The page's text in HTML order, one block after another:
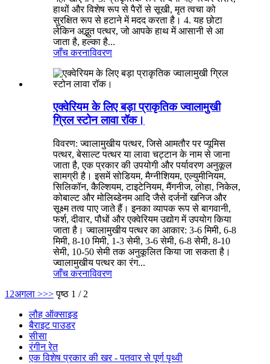
हाथों और विशेष रूप से पैरों से सूखी, मृत त्वचा को
सुरक्षित रूप से हटाने में मदद करता है। 4. यह छोटा
लेकिन अद्भुत पत्थर, जो आपके हाथ में आसानी से आ
जाता है, हल्का है...
जाँच करनाविवरण
एक्वेरियम के लिए बड़ा प्राकृतिक ज्वालामुखी
ग्रिल स्टोन लावा रॉक।
विवरण: ज्वालामुखीय पत्थर, जिसे आमतौर पर प्यूमिस
पत्थर, बेसाल्ट पत्थर या लावा चट्टान के नाम से जाना
जाता है, एक प्रकार की उपयोगी और पर्यावरण अनुकूल
सामग्री है। इसमें सोडियम, मैग्नीशियम, एल्युमीनियम,
सिलिकॉन, कैल्शियम, टाइटेनियम, मैंगनीज, लोहा, निकेल,
कोबाल्ट और मोलिब्डेनम आदि जैसे दर्जनों खनिज और
सूक्ष्म तत्व पाए जाते हैं। इनका व्यापक रूप से बागवानी,
फर्श, दीवार, पौधों और एक्वेरियम उद्योग में उपयोग किया
जाता है। ज्वालामुखीय पत्थर का आकार: 3-6 मिमी, 6-8
मिमी, 8-10 मिमी, 1-3 सेमी, 3-6 सेमी, 6-8 सेमी, 8-10
सेमी, 10-50 सेमी तक अनुकूलित किया जा सकता है।
ज्वालामुखीय पत्थर का रंग...
जाँच करनाविवरण
1 2अगला >>> पृष्ठ 1 / 2
लौह ऑक्साइड
बैराइट पाउडर
सीसा
रंगीन रेत
एक विशेष प्रकार की खर - पतवार से पूर्ण पृथ्वी